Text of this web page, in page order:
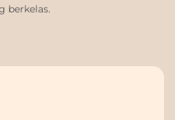
berkelas.